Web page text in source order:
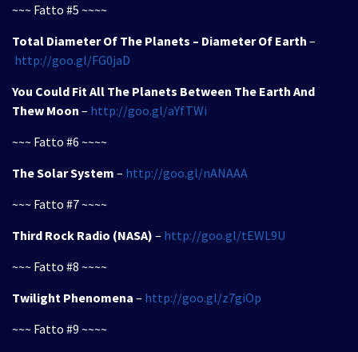
~~~ Fatto #5 ~~~~
Total Diameter Of The Planets – Diameter Of Earth –
http://goo.gl/FG0jaD
You Could Fit All The Planets Between The Earth And
Thew Moon – http://goo.gl/aYfTWi
~~~ Fatto #6 ~~~~
The Solar System – http://goo.gl/nANAAA
~~~ Fatto #7 ~~~~
Third Rock Radio (NASA) – http://goo.gl/tEWL9U
~~~ Fatto #8 ~~~~
Twilight Phenomena – http://goo.gl/z7giOp
~~~ Fatto #9 ~~~~